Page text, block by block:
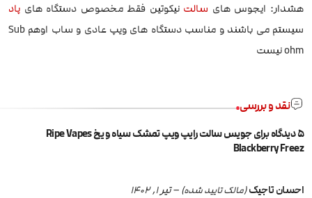
هشدار: ایجوس های سالت نیکوتین فقط مخصوص دستگاه های پاد
سیستم می باشند و مناسب دستگاه های ویپ عادی و ساب اوهم Sub
ohm نیست
نقد و بررسی
5 دیدگاه برای
جویس سالت رایپ ویپ تمشک سیاه و یخ Ripe Vapes
Blackberry Freez
احسان تاجیک(مالک تایید شده) – تیر 1, 1402